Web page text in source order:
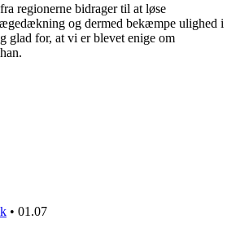
regionerne bidrager til at løse
og dermed bekæmpe ulighed i
glad for, at vi er blevet enige om
• 01.07